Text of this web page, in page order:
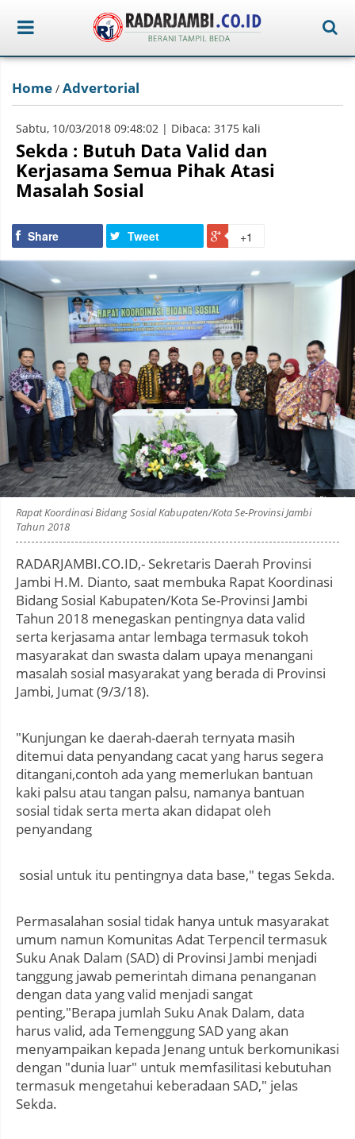
Home / Advertorial
Sabtu, 10/03/2018 09:48:02 | Dibaca: 3175 kali
Sekda : Butuh Data Valid dan
Kerjasama Semua Pihak Atasi
Masalah Sosial
Share Tweet +1
Photo by
Rapat Koordinasi Bidang Sosial Kabupaten/Kota Se-Provinsi Jambi
Tahun 2018
RADARJAMBI.CO.ID,- Sekretaris Daerah Provinsi
Jambi H.M. Dianto, saat membuka Rapat Koordinasi
Bidang Sosial Kabupaten/Kota Se-Provinsi Jambi
Tahun 2018 menegaskan pentingnya data valid
serta kerjasama antar lembaga termasuk tokoh
masyarakat dan swasta dalam upaya menangani
masalah sosial masyarakat yang berada di Provinsi
Jambi, Jumat (9/3/18).
"Kunjungan ke daerah-daerah ternyata masih
ditemui data penyandang cacat yang harus segera
ditangani,contoh ada yang memerlukan bantuan
kaki palsu atau tangan palsu, namanya bantuan
sosial tidak serta merta akan didapat oleh
penyandang
sosial untuk itu pentingnya data base," tegas Sekda.
Permasalahan sosial tidak hanya untuk masyarakat
umum namun Komunitas Adat Terpencil termasuk
Suku Anak Dalam (SAD) di Provinsi Jambi menjadi
tanggung jawab pemerintah dimana penanganan
dengan data yang valid menjadi sangat
penting,"Berapa jumlah Suku Anak Dalam, data
harus valid, ada Temenggung SAD yang akan
menyampaikan kepada Jenang untuk berkomunikasi
dengan "dunia luar" untuk memfasilitasi kebutuhan
termasuk mengetahui keberadaan SAD," jelas
Sekda.